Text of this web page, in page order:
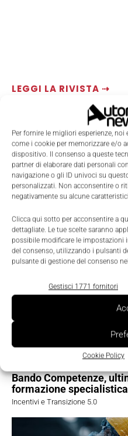
Per fornire le migliori esperienze,
come i cookie per memorizzare e/o
dispositivo. Il consenso a queste
partner di elaborare dati personali
navigazione o gli ID univoci su
personalizzati. Non acconsentire o
negativamente su alcune
Clicca qui sotto per acconsentire a
dettagliate. Le tue scelte saranno
possibile modificare le
del consenso, utilizzando i pulsanti
pulsante di gestione del consenso
Gestisci 1771 fornitori
Cookie Policy
LEGGI LA RIVISTA ⇢
TI POTREBBERO
Bando Competenze,
formazione
Incentivi e Transizione 5.0